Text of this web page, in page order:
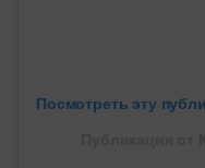
Посмотреть эту